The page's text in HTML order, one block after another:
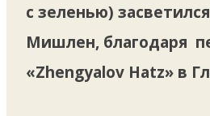
с зеленью)
Мишлен, благодаря
«Zhengyalov Hatz» в